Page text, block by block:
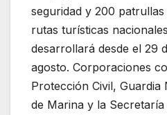
seguridad y 200 patrullas
rutas turísticas
desarrollará desde el 29
agosto. Corporaciones
Protección Civil,
de Marina y la